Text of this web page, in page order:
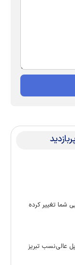
تغییر کرده
عالی‌نسب تبریز